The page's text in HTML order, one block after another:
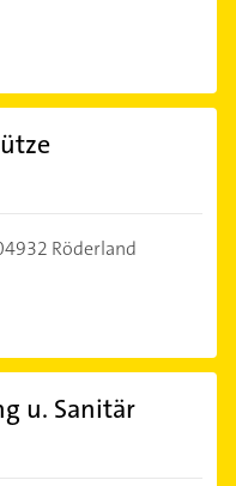
Röderland
u. Sanitär